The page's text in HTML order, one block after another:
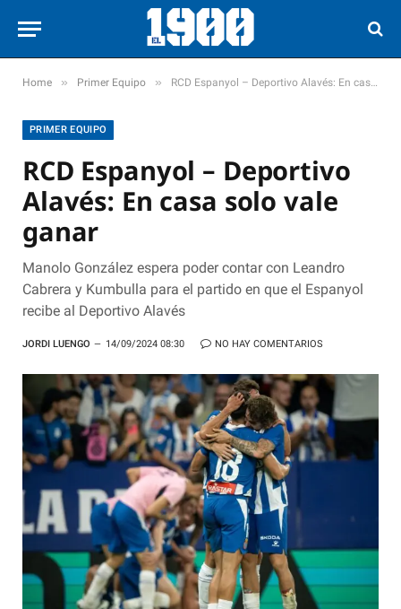
Home » Primer Equipo » RCD Espanyol – Deportivo Alavés: En casa solo vale ganar
PRIMER EQUIPO
RCD Espanyol – Deportivo
Alavés: En casa solo vale
ganar
Manolo González espera poder contar con Leandro
Cabrera y Kumbulla para el partido en que el Espanyol
recibe al Deportivo Alavés
JORDI LUENGO 14/09/2024 08:30 NO HAY COMENTARIOS